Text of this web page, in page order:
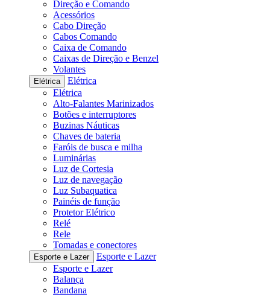
Direção e Comando
Acessórios
Cabo Direção
Cabos Comando
Caixa de Comando
Caixas de Direção e Benzel
Volantes
Elétrica
Elétrica
Elétrica
Alto-Falantes Marinizados
Botões e interruptores
Buzinas Náuticas
Chaves de bateria
Faróis de busca e milha
Luminárias
Luz de Cortesia
Luz de navegação
Luz Subaquatica
Painéis de função
Protetor Elétrico
Relé
Rele
Tomadas e conectores
Esporte e Lazer
Esporte e Lazer
Esporte e Lazer
Balança
Bandana